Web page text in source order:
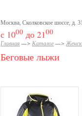
Москва, Сколковское шоссе, д.
с 1000 до 2100
Главная —> Каталог —>
Беговые лыжи